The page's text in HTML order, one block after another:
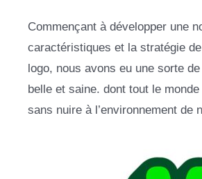
Commençant à développer une
caractéristiques et la stratégie
logo, nous avons eu une sorte
belle et saine. dont tout le
sans nuire à l’environnement